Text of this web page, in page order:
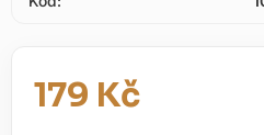
179 Kč
Měrná cena: